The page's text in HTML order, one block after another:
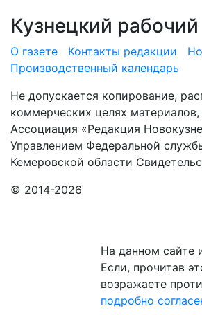
Кузнецкий рабочий
О газете Контакты редакции
Производственный календарь
Не допускается копирование,
коммерческих целях
Ассоциация «Редакция
Управлением Федеральной
Кемеровской области
© 2014-2026
На данном сайте
Если, прочитав
возражаете
подробно